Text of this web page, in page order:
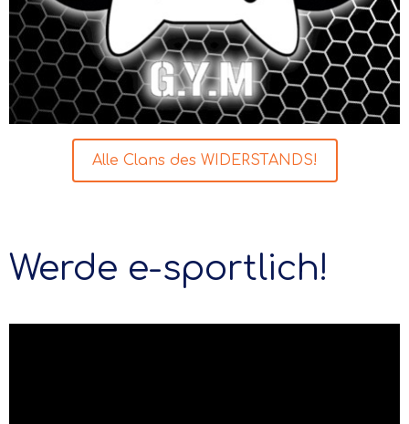
Alle Clans des WIDERSTANDS!
Werde e-sportlich!